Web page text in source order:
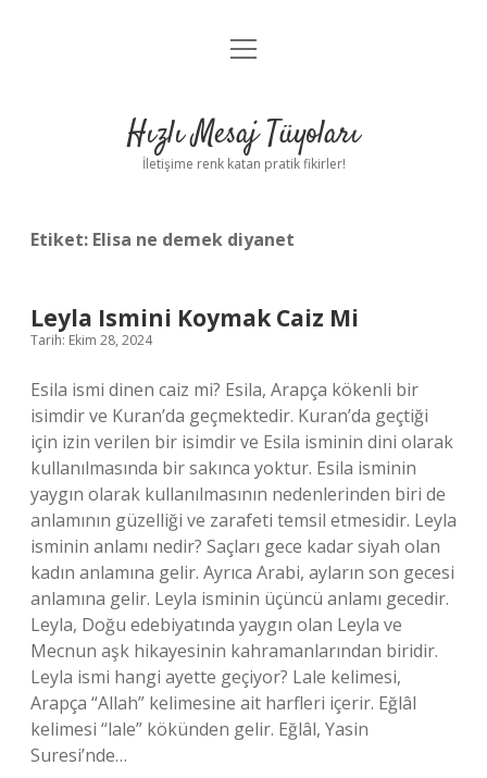
Anasayfa
Yasal Uyarı
menüyü
Hızlı Mesaj Tüyoları
İletişime renk katan pratik fikirler!
Etiket: Elisa ne demek diyanet
Leyla Ismini Koymak Caiz Mi
Tarih: Ekim 28, 2024
Esila ismi dinen caiz mi? Esila, Arapça kökenli bir
isimdir ve Kuran’da geçmektedir. Kuran’da geçtiği
için izin verilen bir isimdir ve Esila isminin dini olarak
kullanılmasında bir sakınca yoktur. Esila isminin
yaygın olarak kullanılmasının nedenlerinden biri de
anlamının güzelliği ve zarafeti temsil etmesidir. Leyla
isminin anlamı nedir? Saçları gece kadar siyah olan
kadın anlamına gelir. Ayrıca Arabi, ayların son gecesi
anlamına gelir. Leyla isminin üçüncü anlamı gecedir.
Leyla, Doğu edebiyatında yaygın olan Leyla ve
Mecnun aşk hikayesinin kahramanlarından biridir.
Leyla ismi hangi ayette geçiyor? Lale kelimesi,
Arapça “Allah” kelimesine ait harfleri içerir. Eğlâl
kelimesi “lale” kökünden gelir. Eğlâl, Yasin
Suresi’nde…